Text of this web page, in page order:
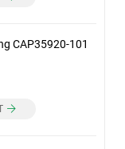
CAP35920-101